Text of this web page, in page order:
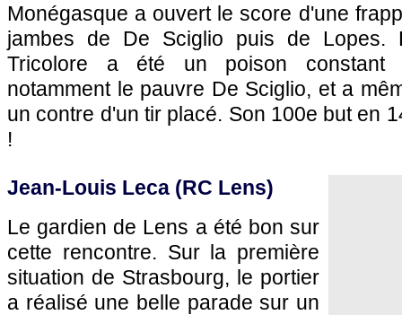
Monégasque a ouvert le score d'une
jambes de De Sciglio puis de Lopes.
Tricolore a été un poison constant
notamment le pauvre De Sciglio, et a
un contre d'un tir placé. Son 100e but en
!
Jean-Louis Leca (RC Lens)
Le gardien de Lens a été bon sur
cette rencontre. Sur la première
situation de Strasbourg, le portier
a réalisé une belle parade sur un